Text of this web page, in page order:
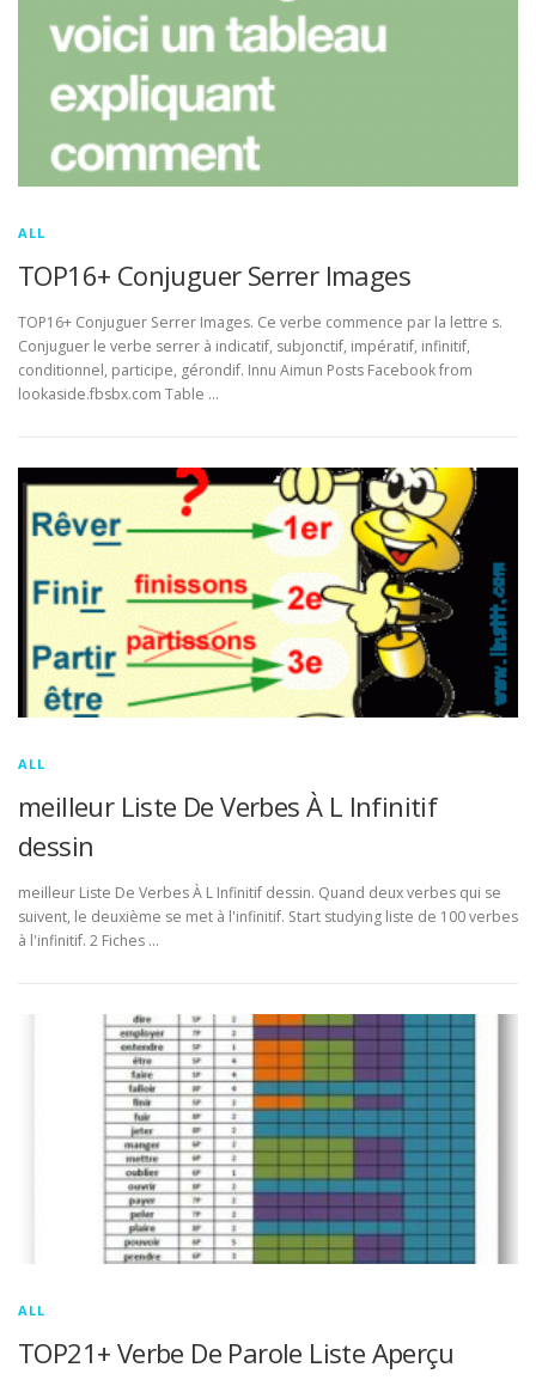
ALL
TOP16+ Conjuguer Serrer Images
TOP16+ Conjuguer Serrer Images. Ce verbe commence par la lettre s.
Conjuguer le verbe serrer à indicatif, subjonctif, impératif, infinitif,
conditionnel, participe, gérondif. Innu Aimun Posts Facebook from
lookaside.fbsbx.com Table …
ALL
meilleur Liste De Verbes À L Infinitif
dessin
meilleur Liste De Verbes À L Infinitif dessin. Quand deux verbes qui se
suivent, le deuxième se met à l'infinitif. Start studying liste de 100 verbes
à l'infinitif. 2 Fiches …
ALL
TOP21+ Verbe De Parole Liste Aperçu